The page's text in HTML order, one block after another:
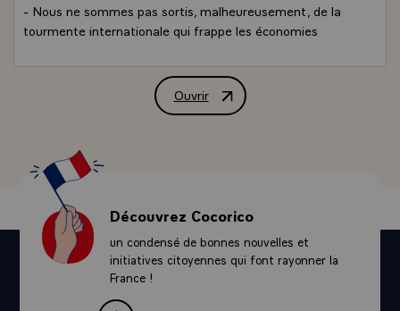
- Nous ne sommes pas sortis, malheureusement, de la
tourmente internationale qui frappe les économies
ne veux pas dire, monsieur le maire, simplement la
municipalité de Roubaix et même sa population, en nous
après-midi devant les élus de la région Nord - Pas-de-
Calais, se rassembler pour panser ses plaies dont celle-ci
est visible, et la France tout entière n'a pas oublié,
croyez-moi, monsieur le maire, la grande histoire de
Roubaix, à la fois médiévale mais aussi contemporaine.
- Sont nées ici, il y a bien longtemps, des luttes pour la
conquête des libertés en face des seigneurs, sont nées ici
bien des idées qui ont servi, qui servent encore, vaillantes
et fortes, à abattre les féodalités modernes. Roubaix
Ouvrir
Allocution de M. François Mitterrand,
Découvrez Cocorico
un condensé de bonnes nouvelles et
initiatives citoyennes qui font rayonner la
France !